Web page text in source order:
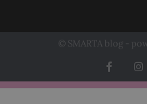
© SMARTA blog -